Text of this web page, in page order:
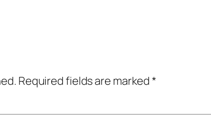
Required fields are marked*